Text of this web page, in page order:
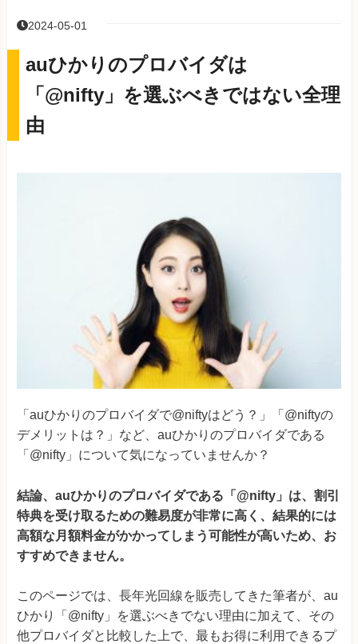
2024-05-01
auひかりのプロバイダは
「@nifty」を選ぶべきではない全理
由
「auひかりのプロバイダで@niftyはどう？」「@niftyの
デメリットは？」など、auひかりのプロバイダである
「@nifty」について気になっていませんか？
結論、auひかりのプロバイダである「@nifty」は、割引
特典を受け取るための難易度が非常に高く、結果的には
高額な月額料金がかかってしまう可能性が高いため、お
すすめできません。
このページでは、長年光回線を販売してきた筆者が、au
ひかり「@nifty」を選ぶべきでない理由に加えて、その
他プロバイダと比較した上で、最もお得に利用できるプ